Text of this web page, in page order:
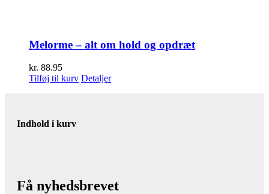
Melorme – alt om hold og opdræt
kr. 88.95
Tilføj til kurv Detaljer
Indhold i kurv
Få nyhedsbrevet